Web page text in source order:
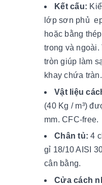
Kết cấu:
lớp sơn phủ
hoặc bằng
trong và
tròn giúp làm
khay chứa tràn.
Vật liệu
(40 Kg / m³)
mm. CFC-free.
Chân tủ: 4
gỉ 18/10 AISI
cân bằng.
Cửa cách